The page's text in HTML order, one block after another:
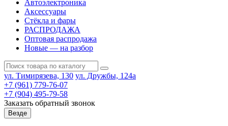
Автоэлектроника
Аксессуары
Стёкла и фары
РАСПРОДАЖА
Оптовая распродажа
Новые — на разбор
ул. Тимирязева, 130 ул. Дружбы, 124а
+7 (961) 779-76-07
+7 (904) 495-79-58
Заказать обратный звонок
Везде